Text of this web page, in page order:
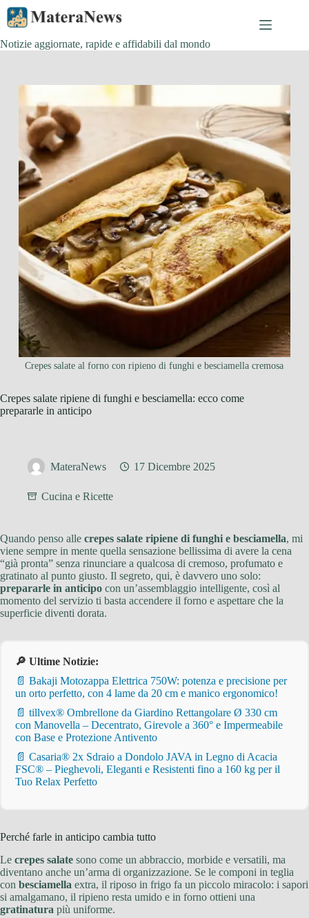
Salta
contenuto
Notizie aggiornate, rapide e affidabili dal mondo
Crepes salate al forno con ripieno di funghi e besciamella cremosa
Crepes salate ripiene di funghi e besciamella: ecco come
prepararle in anticipo
MateraNews 17 Dicembre 2025
Cucina e Ricette
Quando penso alle crepes salate ripiene di funghi e besciamella, mi
viene sempre in mente quella sensazione bellissima di avere la cena
“già pronta” senza rinunciare a qualcosa di cremoso, profumato e
gratinato al punto giusto. Il segreto, qui, è davvero uno solo:
prepararle in anticipo con un’assemblaggio intelligente, così al
momento del servizio ti basta accendere il forno e aspettare che la
superficie diventi dorata.
🔎 Ultime Notizie:
📄 Bakaji Motozappa Elettrica 750W: potenza e precisione per
un orto perfetto, con 4 lame da 20 cm e manico ergonomico!
📄 tillvex® Ombrellone da Giardino Rettangolare Ø 330 cm
con Manovella – Decentrato, Girevole a 360° e Impermeabile
con Base e Protezione Antivento
📄 Casaria® 2x Sdraio a Dondolo JAVA in Legno di Acacia
FSC® – Pieghevoli, Eleganti e Resistenti fino a 160 kg per il
Tuo Relax Perfetto
Perché farle in anticipo cambia tutto
Le crepes salate sono come un abbraccio, morbide e versatili, ma
diventano anche un’arma di organizzazione. Se le componi in teglia
con besciamella extra, il riposo in frigo fa un piccolo miracolo: i sapori
si amalgamano, il ripieno resta umido e in forno ottieni una
gratinatura più uniforme.